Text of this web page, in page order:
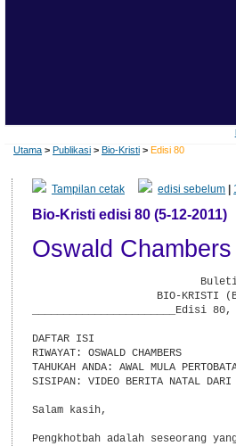
Utama > Publikasi > Bio-Kristi > Edisi 80
Tampilan cetak edisi sebelum
Bio-Kristi edisi 80 (5-12-2011)
Oswald Chambers
BIO-KRISTI
_______________________Edisi
DAFTAR ISI
RIWAYAT: OSWALD CHAMBERS
TAHUKAH ANDA: AWAL MULA
SISIPAN: VIDEO BERITA NATAL DARI
Salam kasih,
Pengkhotbah adalah seseorang